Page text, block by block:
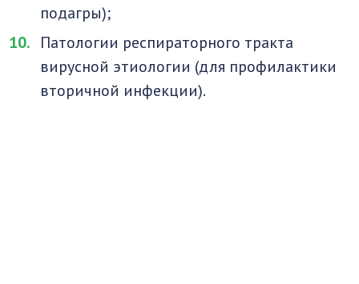
подагры);
Патологии респираторного тракта
вирусной этиологии (для профилактики
вторичной инфекции).